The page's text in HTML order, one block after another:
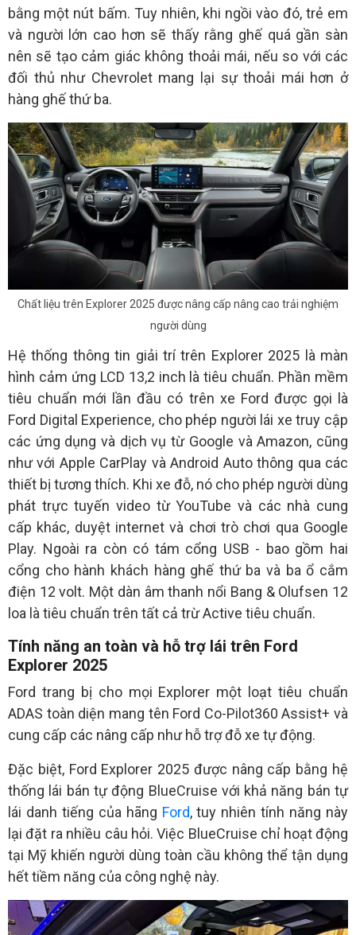
bằng một nút bấm. Tuy nhiên, khi ngồi vào đó, trẻ em
và người lớn cao hơn sẽ thấy rằng ghế quá gần sàn
nên sẽ tạo cảm giác không thoải mái, nếu so với các
đối thủ như Chevrolet mang lại sự thoải mái hơn ở
hàng ghế thứ ba.
Chất liệu trên Explorer 2025 được nâng cấp nâng cao trải nghiệm
người dùng
Hệ thống thông tin giải trí trên Explorer 2025 là màn
hình cảm ứng LCD 13,2 inch là tiêu chuẩn. Phần mềm
tiêu chuẩn mới lần đầu có trên xe Ford được gọi là
Ford Digital Experience, cho phép người lái xe truy cập
các ứng dụng và dịch vụ từ Google và Amazon, cũng
như với Apple CarPlay và Android Auto thông qua các
thiết bị tương thích. Khi xe đỗ, nó cho phép người dùng
phát trực tuyến video từ YouTube và các nhà cung
cấp khác, duyệt internet và chơi trò chơi qua Google
Play. Ngoài ra còn có tám cổng USB - bao gồm hai
cổng cho hành khách hàng ghế thứ ba và ba ổ cắm
điện 12 volt. Một dàn âm thanh nổi Bang & Olufsen 12
loa là tiêu chuẩn trên tất cả trừ Active tiêu chuẩn.
Tính năng an toàn và hỗ trợ lái trên Ford
Explorer 2025
Ford trang bị cho mọi Explorer một loạt tiêu chuẩn
ADAS toàn diện mang tên Ford Co-Pilot360 Assist+ và
cung cấp các nâng cấp như hỗ trợ đỗ xe tự động.
Đặc biệt, Ford Explorer 2025 được nâng cấp bằng hệ
thống lái bán tự động BlueCruise với khả năng bán tự
lái danh tiếng của hãng Ford, tuy nhiên tính năng này
lại đặt ra nhiều câu hỏi. Việc BlueCruise chỉ hoạt động
tại Mỹ khiến người dùng toàn cầu không thể tận dụng
hết tiềm năng của công nghệ này.